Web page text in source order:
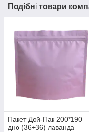
Подібні товари
Пакет Дой-Пак 200*190
дно (36+36) лаванда